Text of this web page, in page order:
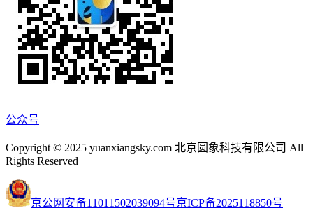
公众号
Copyright © 2025 yuanxiangsky.com 北京圆象科技有限公司 All
Rights Reserved
京公网安备11011502039094号京ICP备2025118850号